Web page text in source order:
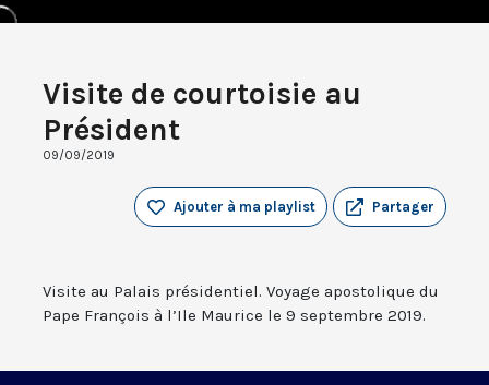
Visite de courtoisie au
Président
09/09/2019
Partager
Ajouter à ma playlist
Visite au Palais présidentiel. Voyage apostolique du
Pape François à l’Ile Maurice le 9 septembre 2019.